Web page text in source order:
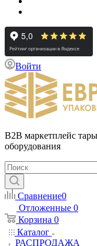
Войти
B2B маркетплейс
оборудования
Сравнение0
Отложенные 0
Корзина 0
Каталог
РАСПРОДАЖА